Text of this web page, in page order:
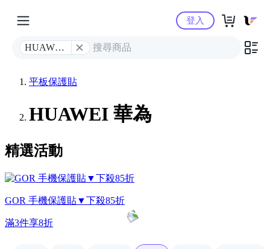
Yahoo購物中心
HUAWEI
登入
平板保護貼
HUAWEI 華為
精選活動
GOR 手機保護貼▼下殺85折
滿3件享8折